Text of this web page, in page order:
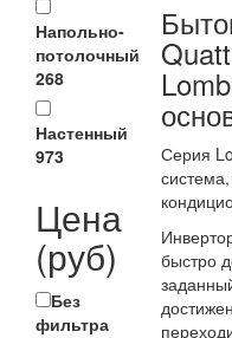
Напольно-
потолочный
268
Настенный
973
Цена
(руб)
Без
фильтра
Серия
быстро